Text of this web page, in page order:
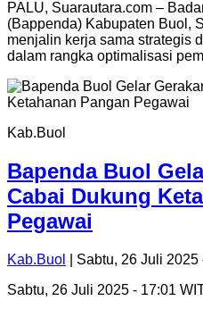
PALU, Suarautara.com –
(Bappenda) Kabupaten Buol,
menjalin kerja sama strategis
dalam rangka optimalisasi
Kab.Buol
Bapenda Buol
Cabai Dukung
Pegawai
Kab.Buol
| Sabtu, 26 Juli
Sabtu, 26 Juli 2025 - 17:01